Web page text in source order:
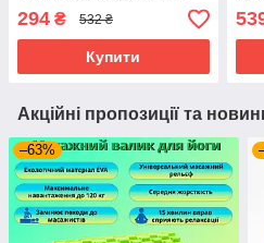
шиї, ніг) OSPORT Lite (MS
1836) Чорний
294 ₴ 532 ₴
Купити
Акційні пропозиції та
–63%